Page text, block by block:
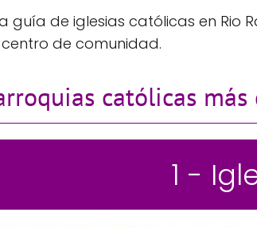
guía de iglesias católicas en Rio
de comunidad.
católicas más
1 -